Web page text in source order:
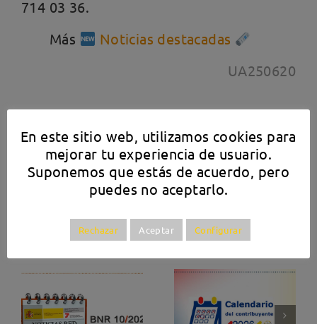
714 03 36.
Más
Noticias destacadas
UA250620
¡Comparte esta historia, elige tu plataforma!
Facebook
X LinkedIn
Artículos relacionados
En este sitio web, utilizamos cookies para
mejorar tu experiencia de usuario.
Suponemos que estás de acuerdo, pero
puedes no aceptarlo.
Rechazar Aceptar Configurar